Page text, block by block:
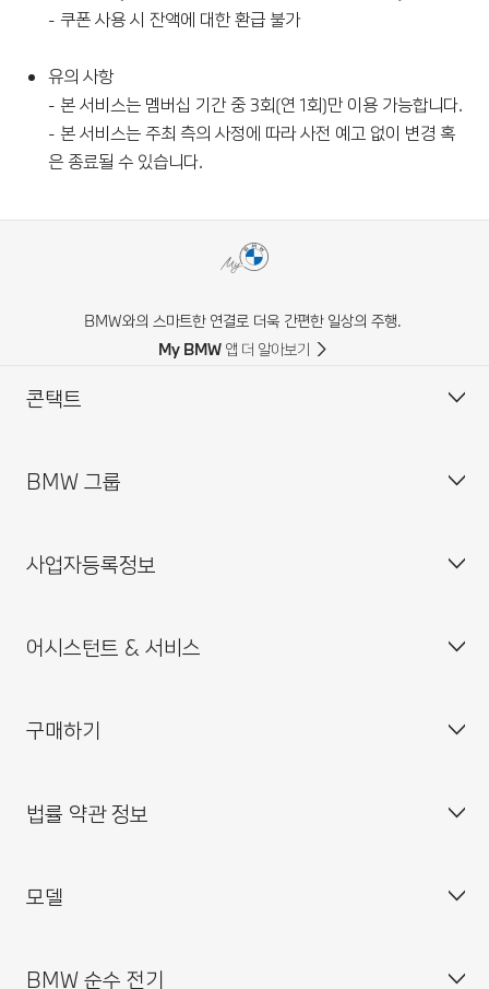
- 쿠폰 사용 시 잔액에 대한 환급 불가
유의 사항
- 본 서비스는 멤버십 기간 중 3회(연 1회)만 이용 가능합니다.
- 본 서비스는 주최 측의 사정에 따라 사전 예고 없이 변경 혹
은 종료될 수 있습니다.
BMW와의 스마트한 연결로 더욱 간편한 일상의 주행.
My BMW 앱 더 알아보기
콘택트
고객 센터
BMW 공식 딜러 위치
BMW 그룹
기업소개
BMW 드라이빙 센터
BMW 코리아 미래재단
BMW 파이낸셜 서비스
사업자등록정보
사업자등록번호 : 211-86-08983
대표이사 : 한상윤
대표전화 : 080-700-8000
사업자등록정보확인
어시스턴트 & 서비스
BMW 드라이버 가이드
My BMW 앱
구매하기
내 차량 만들기
BMW 공식 인증 중고차 찾기
BMW 월 납입금 계산기
법률 약관 정보
개인(위치)정보 처리방침
영상정보처리기기 운영·관리 방침
모델
BMW X 시리즈
BMW 순수 전기